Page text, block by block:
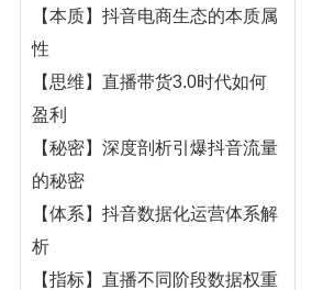
【本质】抖音电商生态的本质属
性
【思维】直播带货3.0时代如何
盈利
【秘密】深度剖析引爆抖音流量
的秘密
【体系】抖音数据化运营体系解
析
【指标】直播不同阶段数据权重